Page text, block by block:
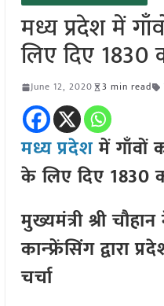
मध्य प्रदेश में
लिए दिए
June 12, 2020 3 min read
मध्य प्रदेशमें गाँवों
के लिए दिए 1830
मुख्यमंत्री श्री
कान्फ्रेंसिंग द्वारा
चर्चा